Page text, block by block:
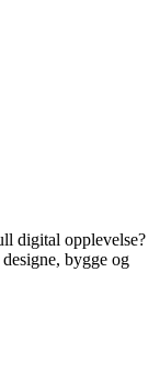
digital opplevelse?
bygge og